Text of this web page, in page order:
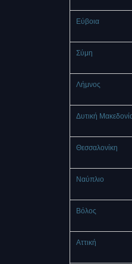
Εύβοια
Σύμη
Λήμνος
Δυτική
Θεσσαλονίκη
Ναύπλιο
Βόλος
Αττική